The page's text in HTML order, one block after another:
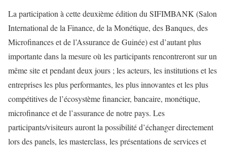
La participation à cette deuxième édition du SIFIMBANK (Salon
International de la Finance, de la Monétique, des Banques, des
Microfinances et de l’Assurance de Guinée) est d’autant plus
importante dans la mesure où les participants rencontreront sur un
même site et pendant deux jours ; les acteurs, les institutions et les
entreprises les plus performantes, les plus innovantes et les plus
compétitives de l’écosystème financier, bancaire, monétique,
microfinance et de l’assurance de notre pays. Les
participants/visiteurs auront la possibilité d’échanger directement
lors des panels, les masterclass, les présentations de services et